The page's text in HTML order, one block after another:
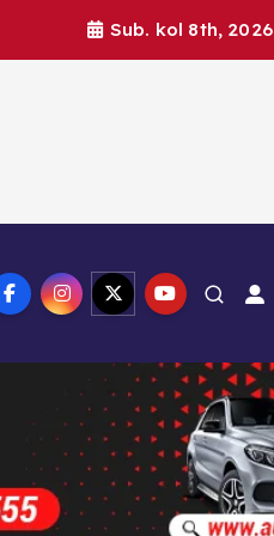
Sub. kol 8th, 2026